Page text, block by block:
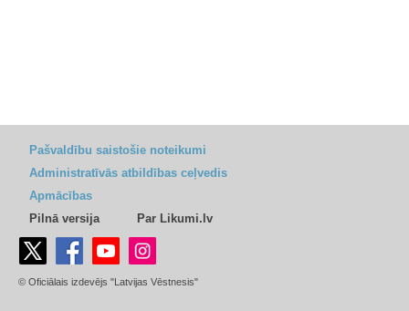
Pašvaldību saistošie noteikumi
Administratīvās atbildības ceļvedis
Apmācības
Pilnā versija
Par Likumi.lv
© Oficiālais izdevējs "Latvijas Vēstnesis"